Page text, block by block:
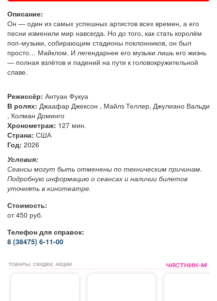
Описание:
Он — один из самых успешных артистов всех времен, а его
песни изменили мир навсегда. Но до того, как стать королём
поп-музыки, собирающим стадионы поклонников, он был
просто… Майклом. И легендарнее его музыки лишь его жизнь
— полная взлётов и падений на пути к головокружительной
славе.
Режиссёр: Антуан Фукуа
В ролях: Джаафар Джексон , Майлз Теллер, Джулиано Вальди
, Колман Доминго
Хронометраж: 127 мин.
Страна: США
Год: 2026
Условия:
Сеансы могут быть отменены по техническим причинам.
Подробную информацию о сеансах и наличии билетов
уточнять в кинотеатре.
Стоимость:
от 450 руб.
Телефон для справок:
8 (38475) 6-11-00
ТОВАРЫ, СКИДКИ, АКЦИИ